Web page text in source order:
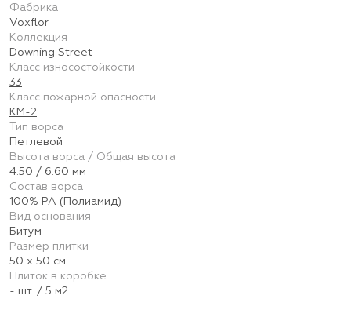
Фабрика
Voxflor
Коллекция
Downing Street
Класс износостойкости
33
Класс пожарной опасности
КМ-2
Тип ворса
Петлевой
Высота ворса / Общая высота
4.50 / 6.60 мм
Состав ворса
100% PA (Полиамид)
Вид основания
Битум
Размер плитки
50 х 50 см
Плиток в коробке
- шт. / 5 м2